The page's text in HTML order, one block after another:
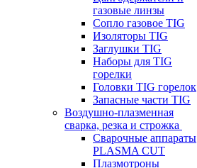
газовые линзы
Сопло газовое TIG
Изоляторы TIG
Заглушки TIG
Наборы для TIG
горелки
Головки TIG горелок
Запасные части TIG
Воздушно-плазменная
сварка, резка и строжка
Сварочные аппараты
PLASMA CUT
Плазмотроны